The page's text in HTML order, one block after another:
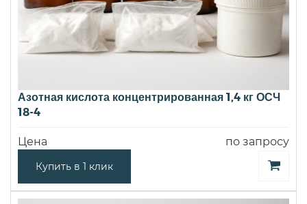
Азотная кислота концентрированная 1,4 кг ОСЧ
18-4
Цена по запросу
Купить в 1 клик